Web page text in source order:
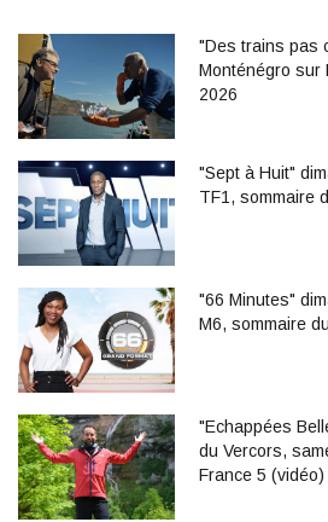
"Des trains pas
Monténégro sur
2026
"Sept à Huit"
TF1, sommaire
"66 Minutes"
M6, sommaire
"Echappées
du Vercors,
France 5 (vidéo)